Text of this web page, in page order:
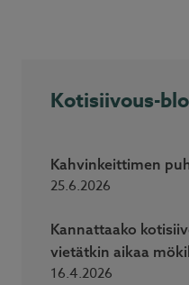
Kotisiivous-
Kahvinkeittimen
25.6.2026
Kannattaako
vietätkin aikaa
16.4.2026